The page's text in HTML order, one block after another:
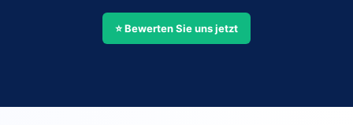
⭐ Bewerten Sie uns jetzt